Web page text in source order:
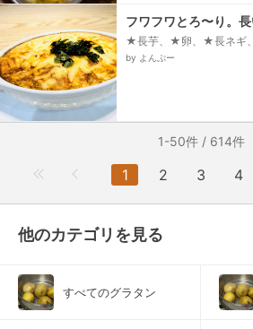
フワフワとろ〜り。
★長芋、★卵、★長ネギ
昆布、ピザ用チーズ
by よんぷー
1-50件 / 614件
1 2 3 4
他のカテゴリを見る
すべてのグラタン